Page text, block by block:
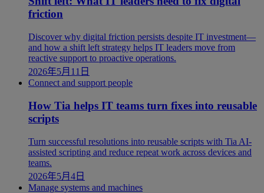
friction
Discover why digital friction persists despite IT investment—
and how a shift left strategy helps IT leaders move from
reactive support to proactive operations.
2026年5月11日
Connect and support people
How Tia helps IT teams turn fixes into reusable
scripts
Turn successful resolutions into reusable scripts with Tia AI-
assisted scripting and reduce repeat work across devices and
teams.
2026年5月4日
Manage systems and machines